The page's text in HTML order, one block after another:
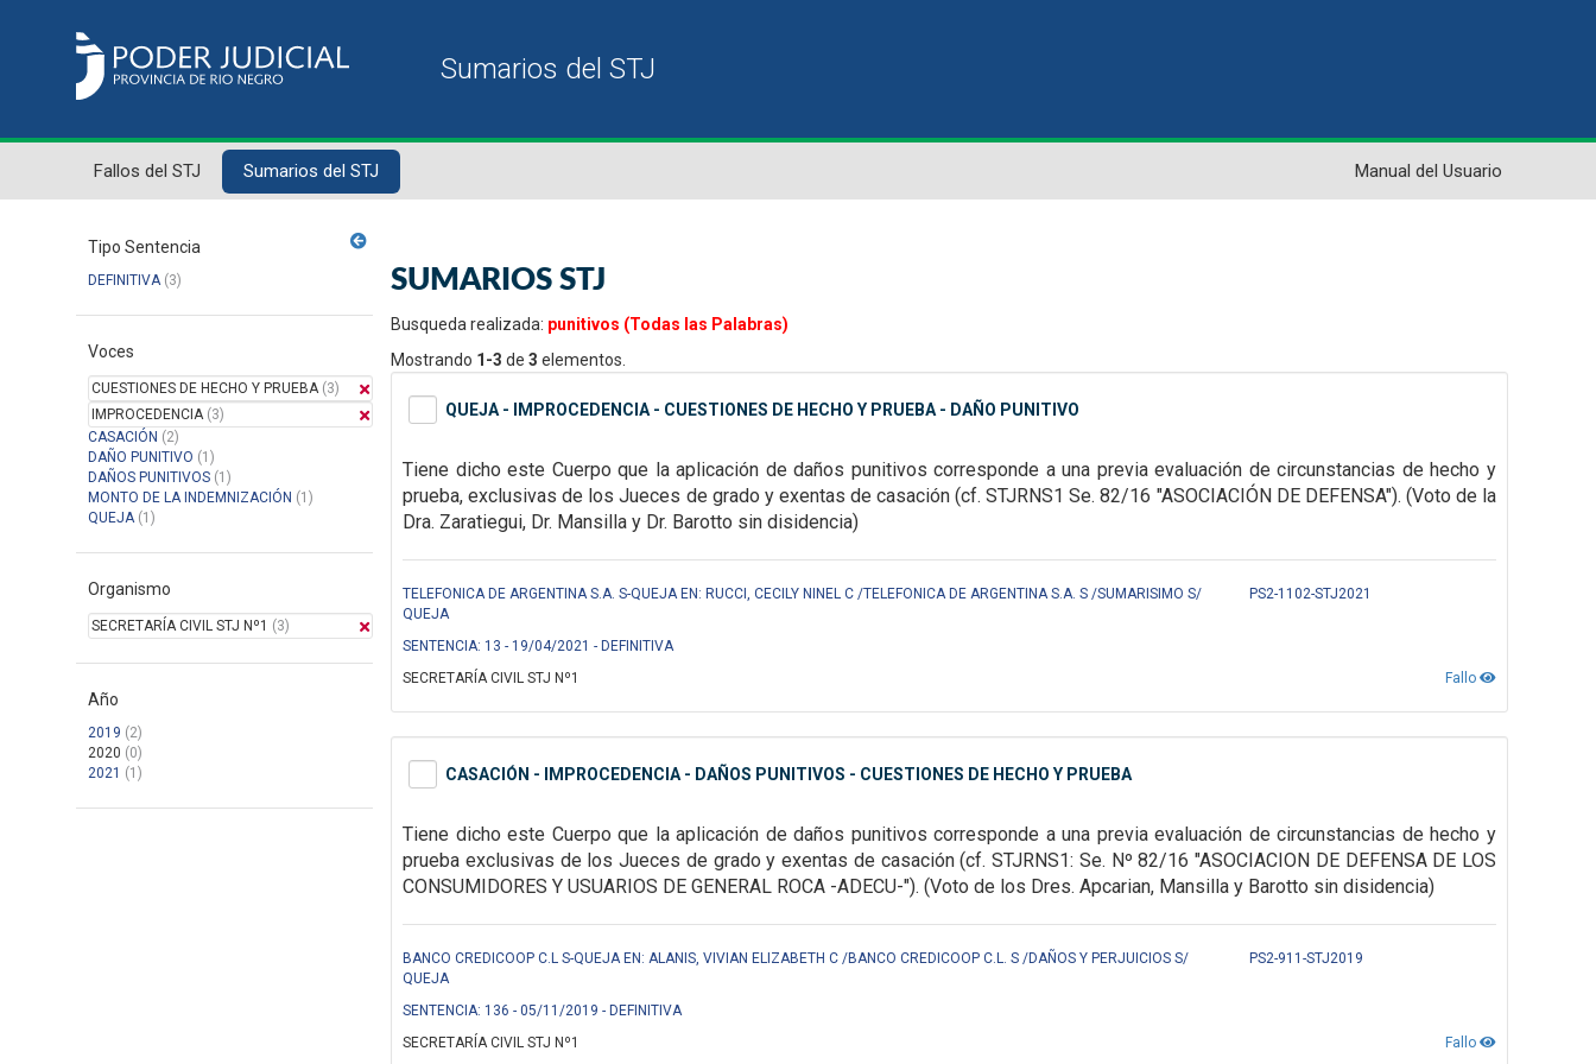
Fallos del STJ Sumarios del STJ Manual del Usuario
Tipo Sentencia
DEFINITIVA(3)
Voces
CUESTIONES DE HECHO Y PRUEBA(3)
IMPROCEDENCIA(3)
CASACIÓN (2)
DAÑO PUNITIVO (1)
DAÑOS PUNITIVOS (1)
MONTO DE LA INDEMNIZACIÓN (1)
QUEJA(1)
Organismo
SECRETARÍA CIVIL STJ Nº1 (3)
Año
2019 (2)
2020 (0)
2021 (1)
SUMARIOS STJ
Busqueda realizada: punitivos (Todas las Palabras)
Mostrando 1-3 de 3 elementos.
QUEJA - IMPROCEDENCIA - CUESTIONES DE HECHO Y PRUEBA - DAÑO PUNITIVO
Tiene dicho este Cuerpo que la aplicación de daños punitivos corresponde a una previa evaluación de circunstancias de hecho y
prueba, exclusivas de los Jueces de grado y exentas de casación (cf. STJRNS1 Se. 82/16 "ASOCIACIÓN DE DEFENSA"). (Voto de la
Dra. Zaratiegui, Dr. Mansilla y Dr. Barotto sin disidencia)
TELEFONICA DE ARGENTINA S.A. S-QUEJA EN: RUCCI, CECILY NINEL C /TELEFONICA DE ARGENTINA S.A. S /SUMARISIMO S/
QUEJA
PS2-1102-STJ2021
SENTENCIA: 13 - 19/04/2021 - DEFINITIVA
Fallo
SECRETARÍA CIVIL STJ Nº1
CASACIÓN - IMPROCEDENCIA - DAÑOS PUNITIVOS - CUESTIONES DE HECHO Y PRUEBA
Tiene dicho este Cuerpo que la aplicación de daños punitivos corresponde a una previa evaluación de circunstancias de hecho y
prueba exclusivas de los Jueces de grado y exentas de casación (cf. STJRNS1: Se. Nº 82/16 "ASOCIACION DE DEFENSA DE LOS
CONSUMIDORES Y USUARIOS DE GENERAL ROCA -ADECU-"). (Voto de los Dres. Apcarian, Mansilla y Barotto sin disidencia)
BANCO CREDICOOP C.L S-QUEJA EN: ALANIS, VIVIAN ELIZABETH C /BANCO CREDICOOP C.L. S /DAÑOS Y PERJUICIOS S/
QUEJA
PS2-911-STJ2019
SENTENCIA: 136 - 05/11/2019 - DEFINITIVA
Fallo
SECRETARÍA CIVIL STJ Nº1